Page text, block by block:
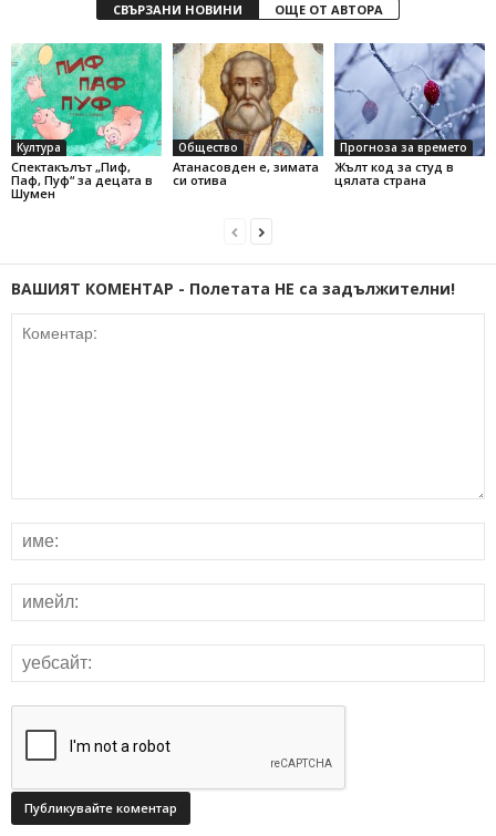
СВЪРЗАНИ НОВИНИ ОЩЕ ОТ АВТОРА
Култура
Спектакълът „Пиф,
Паф, Пуф“ за децата в
Шумен
Общество
Атанасовден е, зимата
си отива
Прогноза за времето
Жълт код за студ в
цялата страна
ВАШИЯТ КОМЕНТАР - Полетата НЕ са задължителни!